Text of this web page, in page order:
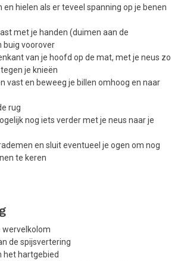
en hielen als er teveel spanning op je benen
met je handen (duimen aan de
buig voorover
van je hoofd op de mat, met je neus zo
je knieën
vast en beweeg je billen omhoog en naar
rug
nog iets verder met je neus naar je
en sluit eventueel je ogen om nog
te keren
wervelkolom
de spijsvertering
het hartgebied